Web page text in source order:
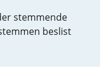
stemmende
beslist